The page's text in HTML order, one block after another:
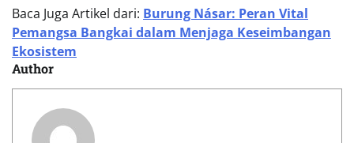
Baca Juga Artikel dari: Burung Násar: Peran Vital
Pemangsa Bangkai dalam Menjaga Keseimbangan
Ekosistem
Author